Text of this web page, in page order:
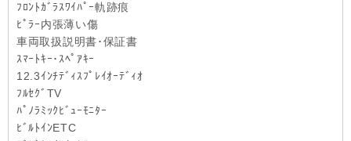
ﾌﾛﾝﾄｶﾞﾗｽﾜｲﾊﾟｰ軌跡痕
ﾋﾟﾗｰ内張薄い傷
車両取扱説明書･保証書
ｽﾏｰﾄｷｰ･ｽﾍﾟｱｷｰ
12.3ｲﾝﾁﾃﾞｨｽﾌﾟﾚｲｵｰﾃﾞｨｵ
ﾌﾙｾｸﾞTV
ﾊﾟﾉﾗﾐｯｸﾋﾞｭｰﾓﾆﾀｰ
ﾋﾞﾙﾄｲﾝETC